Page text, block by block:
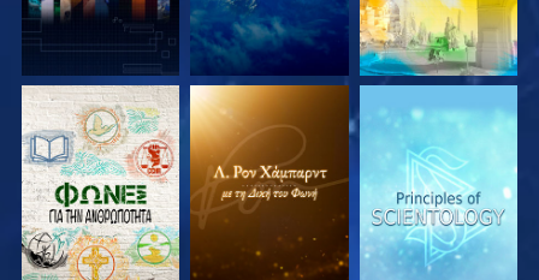
ΕΞΕΡΕΥΝΗΣΤΕ ΤΗ
ΣΕΙΡΑ
ΕΞΕΡΕΥΝΗΣΤΕ ΤΗ
ΣΕΙΡΑ
ΕΞΕΡΕΥΝΗΣΤΕ ΤΗ
ΣΕΙΡΑ